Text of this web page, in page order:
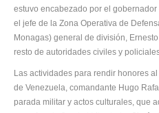
estuvo encabezado por el
el jefe de la Zona Operativa de
Monagas) general de división,
resto de autoridades civiles y
Las actividades para rendir honores
de Venezuela, comandante Hugo
parada militar y actos culturales, que